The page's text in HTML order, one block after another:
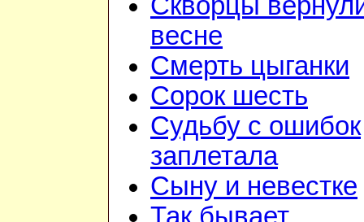
Скворцы
весне
Смерть цыганки
Сорок шесть
Судьбу с ошибок
заплетала
Сыну и невестке